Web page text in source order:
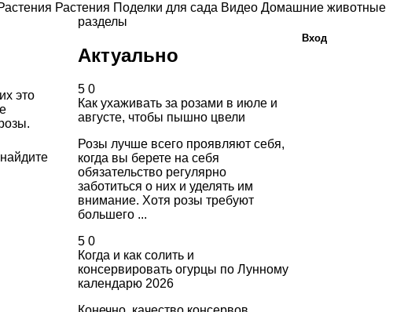
Растения Поделки для сада Видео Домашние животные
это
разделы
Актуально
5 0
Как ухаживать за розами в июле и
августе, чтобы пышно цвели
Розы лучше всего проявляют себя,
когда вы берете на себя
обязательство регулярно
заботиться о них и уделять им
внимание. Хотя розы требуют
большего ...
5 0
Когда и как солить и
консервировать огурцы по Лунному
календарю 2026
Вход